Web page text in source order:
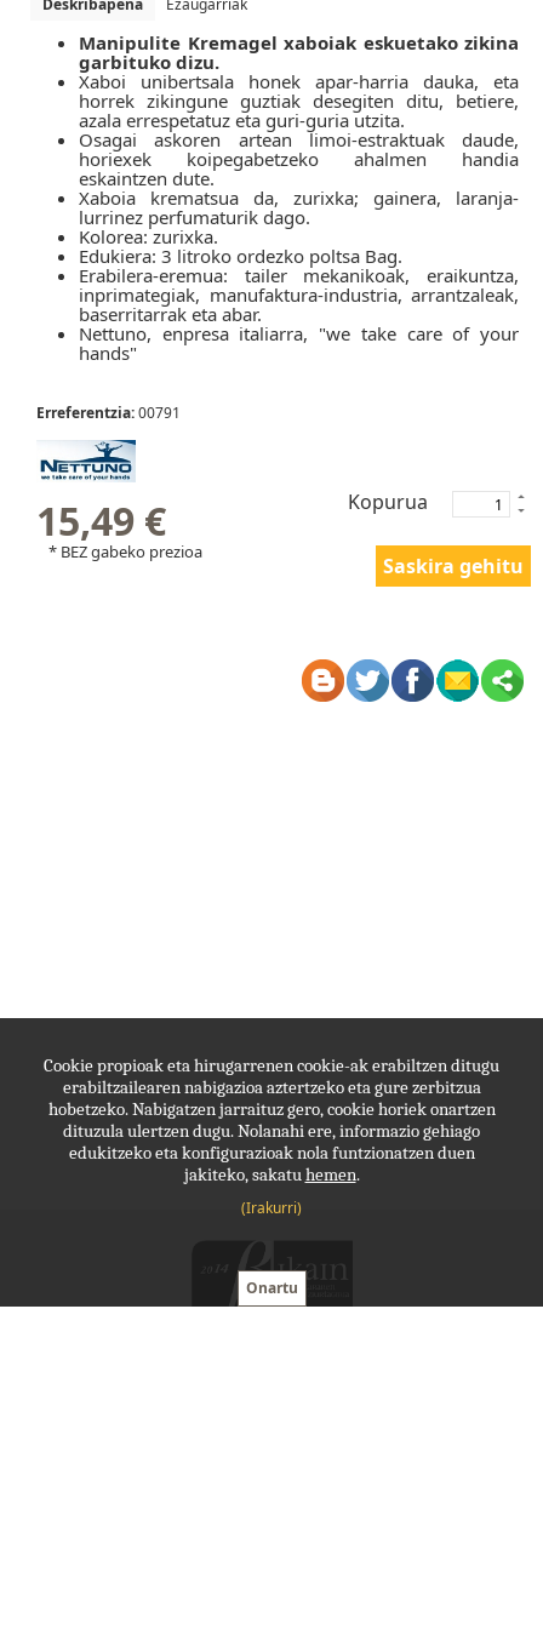
Cookie propioak eta hirugarrenen cookie-ak erabiltzen ditugu
erabiltzailearen nabigazioa aztertzeko eta gure zerbitzua
hobetzeko. Nabigatzen jarraituz gero, cookie horiek onartzen
dituzula ulertzen dugu. Nolanahi ere, informazio gehiago
edukitzeko eta konfigurazioak nola funtzionatzen duen
jakiteko, sakatuhemen.
(Irakurri)
Manipulite Kremagel xaboiak eskuetako zikina
garbituko dizu.
Xaboi unibertsala honek apar-harria dauka, eta
horrek zikingune guztiak desegiten ditu, betiere,
azala errespetatuz eta guri-guria utzita.
Osagai askoren artean limoi-estraktuak daude,
horiexek koipegabetzeko ahalmen handia
eskaintzen dute.
Xaboia krematsua da, zurixka; gainera, laranja-
lurrinez perfumaturik dago.
Kolorea: zurixka.
Edukiera: 3 litroko ordezko poltsa Bag.
Erabilera-eremua: tailer mekanikoak, eraikuntza,
inprimategiak, manufaktura-industria, arrantzaleak,
baserritarrak eta abar.
Nettuno, enpresa italiarra, "we take care of your
hands"
Erreferentzia:00791
15,49 €
* BEZ gabeko prezioa
Kopurua